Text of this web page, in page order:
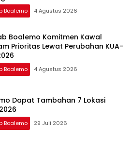
Boalemo 4 Agustus 2026
Boalemo Komitmen Kawal
Prioritas Lewat Perubahan KUA-
Boalemo 4 Agustus 2026
Dapat Tambahan 7 Lokasi
Boalemo 29 Juli 2026